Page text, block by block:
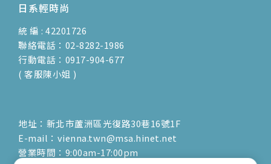
日系輕時尚
統 編 : 42201726
聯絡電話：02-8282-1986
行動電話：0917-904-677
( 客服陳小姐 )
地址：新北市蘆洲區光復路30巷16號1F
E-mail：vienna.twn@msa.hinet.net
營業時間：9:00am-17:00pm